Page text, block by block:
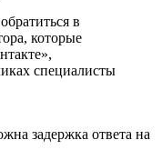
в
которые
специалисты
задержка ответа на